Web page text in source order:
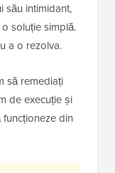
său intimidant,
soluție simplă.
a o rezolva.
să remediați
de execuție și
din